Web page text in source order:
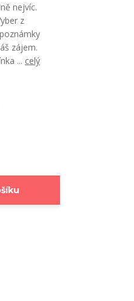
nejvíc.
z
zájem.
... celý